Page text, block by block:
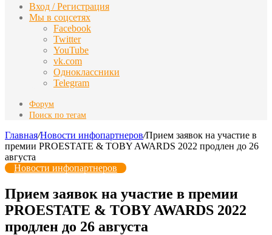
статья
Вход / Регистрация
Мы в соцсетях
Facebook
Twitter
YouTube
vk.com
Одноклассники
Telegram
Форум
Поиск по тегам
Главная/Новости инфопартнеров/Прием заявок на участие в
премии PROESTATE & TOBY AWARDS 2022 продлен до 26
августа
Новости инфопартнеров
Прием заявок на участие в премии
PROESTATE & TOBY AWARDS 2022
продлен до 26 августа